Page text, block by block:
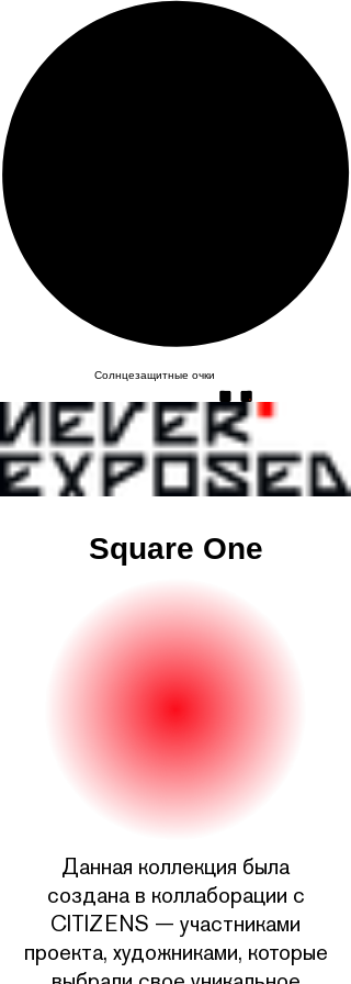
Солнцезащитные очки
Square One
Данная коллекция была
создана в коллаборации с
CITIZENS — участниками
проекта, художниками, которые